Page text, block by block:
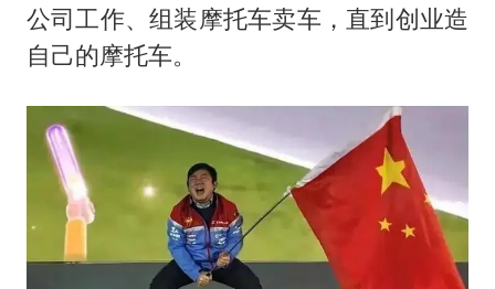
公司工作、组装摩托车卖车，直到创业造
自己的摩托车。